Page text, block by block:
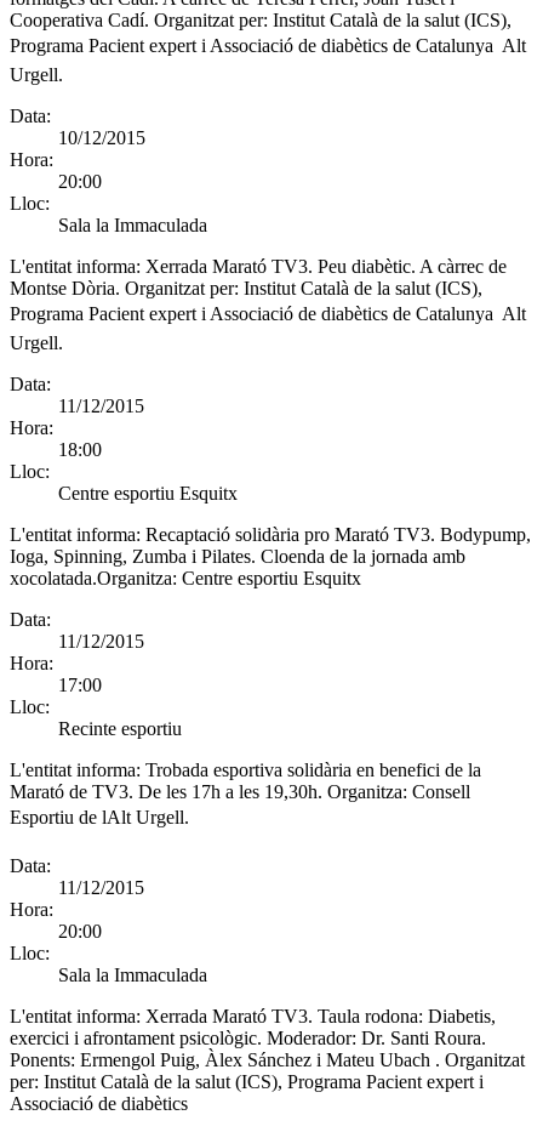
Cooperativa Cadí. Organitzat per: Institut Català de la salut (ICS),
Programa Pacient expert i Associació de diabètics de Catalunya  Alt
Urgell.
Data:
10/12/2015
Hora:
20:00
Lloc:
Sala la Immaculada
L'entitat informa: Xerrada Marató TV3. Peu diabètic. A càrrec de
Montse Dòria. Organitzat per: Institut Català de la salut (ICS),
Programa Pacient expert i Associació de diabètics de Catalunya  Alt
Urgell.
Data:
11/12/2015
Hora:
18:00
Lloc:
Centre esportiu Esquitx
L'entitat informa: Recaptació solidària pro Marató TV3. Bodypump,
Ioga, Spinning, Zumba i Pilates. Cloenda de la jornada amb
xocolatada.Organitza: Centre esportiu Esquitx
Data:
11/12/2015
Hora:
17:00
Lloc:
Recinte esportiu
L'entitat informa: Trobada esportiva solidària en benefici de la
Marató de TV3. De les 17h a les 19,30h. Organitza: Consell
Esportiu de lAlt Urgell.
Data:
11/12/2015
Hora:
20:00
Lloc:
Sala la Immaculada
L'entitat informa: Xerrada Marató TV3. Taula rodona: Diabetis,
exercici i afrontament psicològic. Moderador: Dr. Santi Roura.
Ponents: Ermengol Puig, Àlex Sánchez i Mateu Ubach . Organitzat
per: Institut Català de la salut (ICS), Programa Pacient expert i
Associació de diabètics